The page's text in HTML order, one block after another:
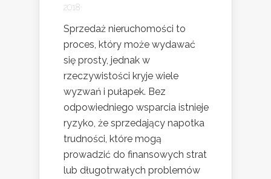
2018
Sprzedaż nieruchomości to
proces, który może wydawać
się prosty, jednak w
rzeczywistości kryje wiele
wyzwań i pułapek. Bez
odpowiedniego wsparcia istnieje
ryzyko, że sprzedający napotka
trudności, które mogą
prowadzić do finansowych strat
lub długotrwałych problemów